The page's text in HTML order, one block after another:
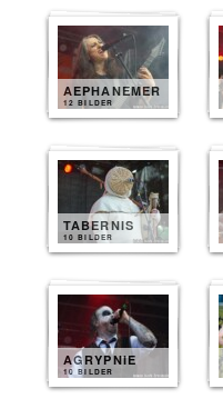
AEPHANEMER
12 BILDER
TABERNIS
10 BILDER
AGRYPNIE
10 BILDER